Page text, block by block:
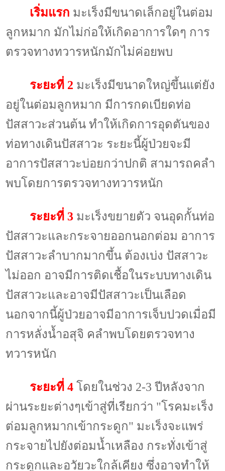
เริ่มแรก มะเร็งมีขนาดเล็กอยู่ในต่อม
ลูกหมาก มักไม่ก่อให้เกิดอาการใดๆ การ
ตรวจทางทวารหนักมักไม่ค่อยพบ
ระยะที่ 2 มะเร็งมีขนาดใหญ่ขึ้นแต่ยัง
อยู่ในต่อมลูกหมาก มีการกดเบียดท่อ
ปัสสาวะส่วนต้น ทำให้เกิดการอุดตันของ
ท่อทางเดินปัสสาวะ ระยะนี้ผู้ป่วยจะมี
อาการปัสสาวะบ่อยกว่าปกติ สามารถคลำ
พบโดยการตรวจทางทวารหนัก
ระยะที่ 3 มะเร็งขยายตัว จนอุดกั้นท่อ
ปัสสาวะและกระจายออกนอกต่อม อาการ
ปัสสาวะลำบากมากขึ้น ต้องเบ่ง ปัสสาวะ
ไม่ออก อาจมีการติดเชื้อในระบบทางเดิน
ปัสสาวะและอาจมีปัสสาวะเป็นเลือด
นอกจากนี้ผู้ป่วยอาจมีอาการเจ็บปวดเมื่อมี
การหลั่งน้ำอสุจิ คลำพบโดยตรวจทาง
ทวารหนัก
ระยะที่4 โดยในช่วง 2-3 ปีหลังจาก
ผ่านระยะต่างๆเข้าสู่ที่เรียกว่า "โรคมะเร็ง
ต่อมลูกหมากเข้ากระดูก" มะเร็งจะแพร่
กระจายไปยังต่อมน้ำเหลือง กระทั่งเข้าสู่
กระดูกและอวัยวะใกล้เคียง ซึ่งอาจทำให้